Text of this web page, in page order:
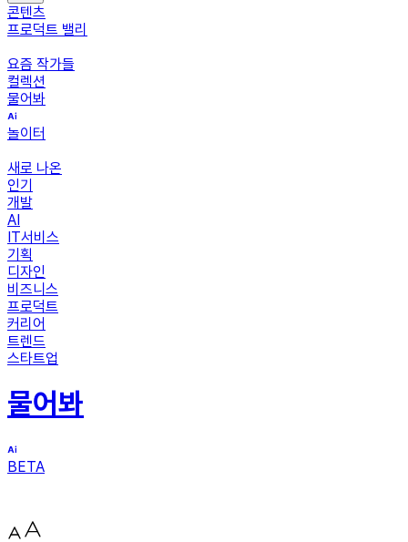
콘텐츠
프로덕트 밸리
요즘 작가들
컬렉션
물어봐
놀이터
새로 나온
인기
개발
AI
IT서비스
기획
디자인
비즈니스
프로덕트
커리어
트렌드
스타트업
물어봐
BETA